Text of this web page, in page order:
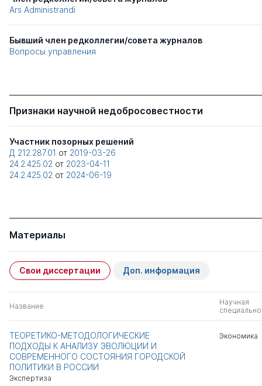
Ars Administrandi
Бывший член редколлегии/совета журналов
Вопросы управления
Признаки научной недобросовестности
Участник позорных решений
Д 212.287.01 от 2019-03-26
24.2.425.02 от 2023-04-11
24.2.425.02 от 2024-06-19
Материалы
Свои диссертации Доп. информация
Название
Научная
ТЕОРЕТИКО-МЕТОДОЛОГИЧЕСКИЕ
ПОДХОДЫ К АНАЛИЗУ ЭВОЛЮЦИИ И
СОВРЕМЕННОГО СОСТОЯНИЯ ГОРОДСКОЙ
ПОЛИТИКИ В РОССИИ
Экспертиза
Экономика